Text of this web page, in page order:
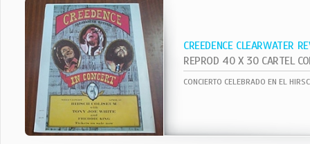
CREEDENCE CLEARWATER
CONCIERTO CELEBRADO EN EL